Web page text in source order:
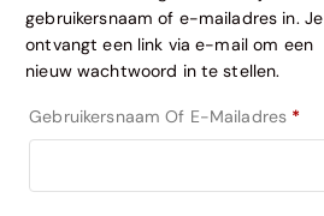
gebruikersnaam of e-mailadres in. Je
ontvangt een link via e-mail om een
nieuw wachtwoord in te stellen.
Gebruikersnaam Of E-Mailadres *
E
E